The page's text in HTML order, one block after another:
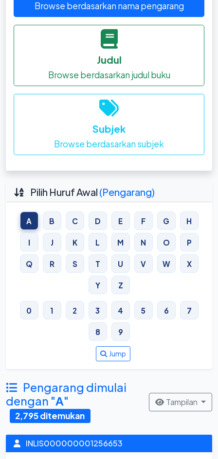
Browse berdasarkan nama pengarang
Judul
Browse berdasarkan judul buku
Subjek
Browse berdasarkan subjek
Pilih Huruf Awal (Pengarang)
A B C D E F G H
I J K L M N O P
Q R S T U V W X
Y Z
0 1 2 3 4 5 6 7
8 9
Jump
Pengarang dimulai
dengan "A"
2,795 ditemukan
Tampilan
INLIS000000001256653